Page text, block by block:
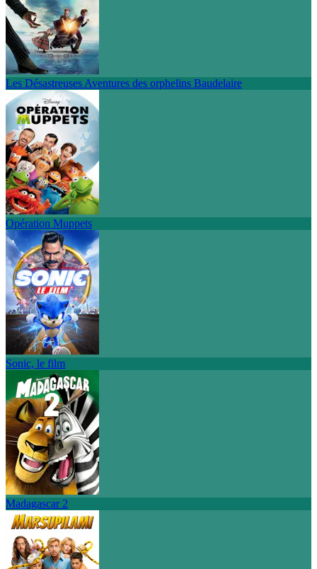
Les Désastreuses Aventures des orphelins Baudelaire
Opération Muppets
Sonic, le film
Madagascar 2